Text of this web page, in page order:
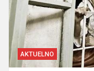
AKTUELNO